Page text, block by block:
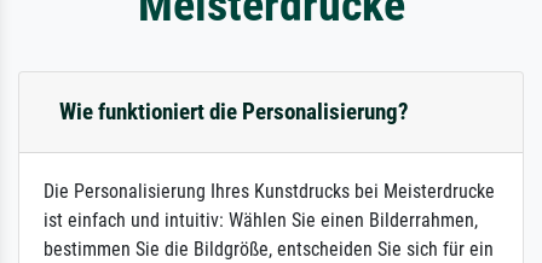
Wie funktioniert die Personalisierung?
Die Personalisierung Ihres Kunstdrucks bei Meisterdrucke
ist einfach und intuitiv: Wählen Sie einen Bilderrahmen,
bestimmen Sie die Bildgröße, entscheiden Sie sich für ein